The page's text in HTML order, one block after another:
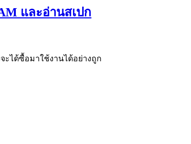
และอ่านสเปก
ะได้ซื้อมาใช้งานได้อย่างถูก